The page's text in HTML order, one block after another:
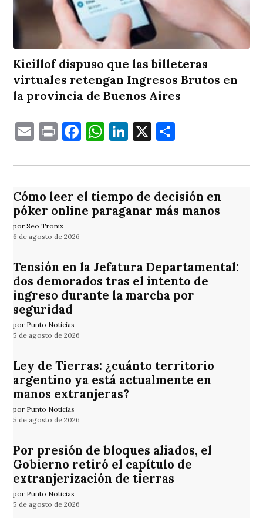
Kicillof dispuso que las billeteras
virtuales retengan Ingresos Brutos en
la provincia de Buenos Aires
EmailPrintFacebook
WhatsApp
LinkedIn
X
Cómo leer el tiempo de decisión en
póker online paraganar más manos
por Seo Tronix
6 de agosto de 2026
Tensión en la Jefatura Departamental:
dos demorados tras el intento de
ingreso durante la marcha por
seguridad
por Punto Noticias
5 de agosto de 2026
Ley de Tierras: ¿cuánto territorio
argentino ya está actualmente en
manos extranjeras?
por Punto Noticias
5 de agosto de 2026
Por presión de bloques aliados, el
Gobierno retiró el capítulo de
extranjerización de tierras
por Punto Noticias
5 de agosto de 2026